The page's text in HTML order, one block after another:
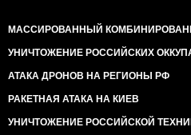
МАССИРОВАННЫЙ
УНИЧТОЖЕНИЕ РОССИЙСКИХ
АТАКА ДРОНОВ НА РЕГИОНЫ РФ
РАКЕТНАЯ АТАКА НА КИЕВ
УНИЧТОЖЕНИЕ РОССИЙСКОЙ